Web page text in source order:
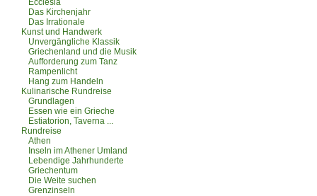
Das Kirchenjahr
Das Irrationale
Kunst und Handwerk
Unvergängliche Klassik
Griechenland und die Musik
Aufforderung zum Tanz
Rampenlicht
Hang zum Handeln
Kulinarische Rundreise
Grundlagen
Essen wie ein Grieche
Estiatorion, Taverna ...
Rundreise
Athen
Inseln im Athener Umland
Lebendige Jahrhunderte
Griechentum
Die Weite suchen
Grenzinseln